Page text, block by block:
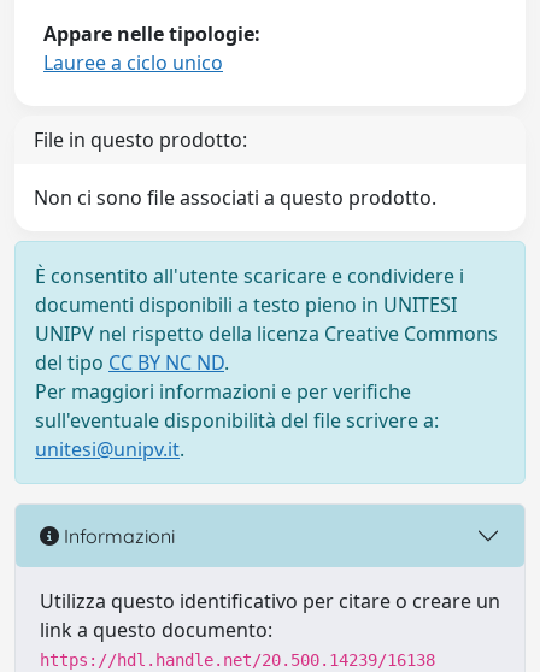
Appare nelle tipologie:
Lauree a ciclo unico
File in questo prodotto:
Non ci sono file associati a questo prodotto.
È consentito all'utente scaricare e condividere i
documenti disponibili a testo pieno in UNITESI
UNIPV nel rispetto della licenza Creative Commons
del tipo CC BY NC ND.
Per maggiori informazioni e per verifiche
sull'eventuale disponibilità del file scrivere a:
unitesi@unipv.it.
Informazioni
Utilizza questo identificativo per citare o creare un
link a questo documento:
https://hdl.handle.net/20.500.14239/16138